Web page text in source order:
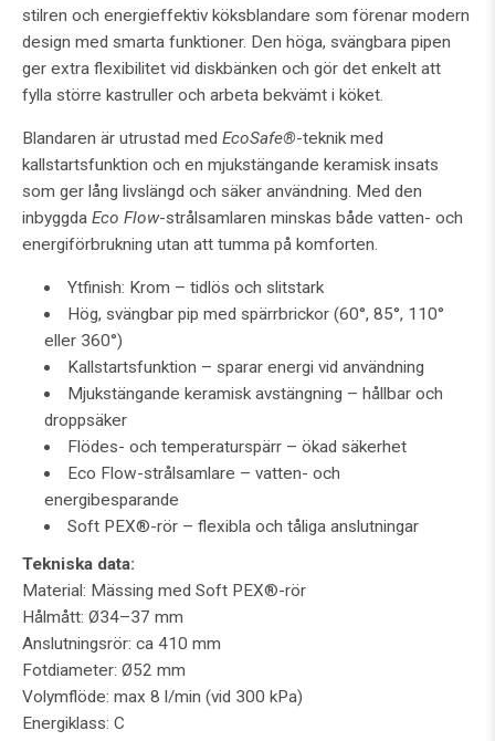
stilren och energieffektiv köksblandare som förenar modern
design med smarta funktioner. Den höga, svängbara pipen
ger extra flexibilitet vid diskbänken och gör det enkelt att
fylla större kastruller och arbeta bekvämt i köket.
Blandaren är utrustad med EcoSafe®-teknik med
kallstartsfunktion och en mjukstängande keramisk insats
som ger lång livslängd och säker användning. Med den
inbyggda Eco Flow-strålsamlaren minskas både vatten- och
energiförbrukning utan att tumma på komforten.
Ytfinish: Krom – tidlös och slitstark
Hög, svängbar pip med spärrbrickor (60°, 85°, 110°
eller 360°)
Kallstartsfunktion – sparar energi vid användning
Mjukstängande keramisk avstängning – hållbar och
droppsäker
Flödes- och temperaturspärr – ökad säkerhet
Eco Flow-strålsamlare – vatten- och
energibesparande
Soft PEX®-rör – flexibla och tåliga anslutningar
Tekniska data:
Material: Mässing med Soft PEX®-rör
Hålmått: Ø34–37 mm
Anslutningsrör: ca 410 mm
Fotdiameter: Ø52 mm
Volymflöde: max 8 l/min (vid 300 kPa)
Energiklass: C